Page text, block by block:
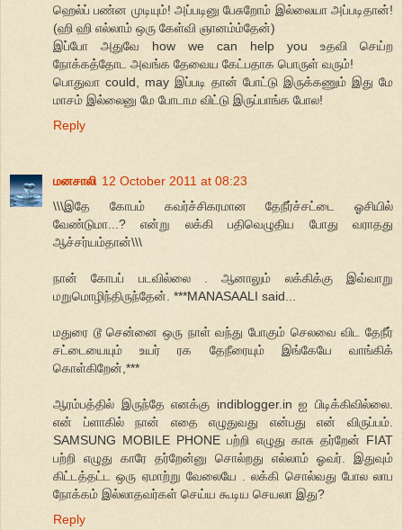
ஹெல்ப் பண்ன முடியும்! அப்படினு பேசுறோம் இல்லையா அப்படிதான்!
(ஹி ஹி எல்லாம் ஒரு கேள்வி ஞானம்ம்தேன்)
இப்போ அதுவே how we can help you உதவி செய்ற
நோக்கத்தோட அவங்க தேவைய கேட்பதாக பொருள் வரும்!
பொதுவா could, may இப்படி தான் போட்டு இருக்கணும் இது மே
மாசம் இல்லைனு மே போடாம விட்டு இருப்பாங்க போல!
Reply
மனசாலி 12 October 2011 at 08:23
\\\இதே கோபம் கவர்ச்சிகரமான தேநீர்ச்சட்டை ஓசியில்
வேண்டுமா...? என்று லக்கி பதிவெழுதிய போது வராதது
ஆச்சர்யம்தான்\\\
நான் கோபப் படவில்லை . ஆனாலும் லக்கிக்கு இவ்வாறு
மறுமொழிந்திருந்தேன். ***MANASAALI said...
மதுரை டூ சென்னை ஒரு நாள் வந்து போகும் செலவை விட தேநீர்
சட்டையையும் உயர் ரக தேநீரையும் இங்கேயே வாங்கிக்
கொள்கிறேன்,***
ஆரம்பத்தில் இருந்தே எனக்கு indiblogger.in ஐ பிடிக்கிவில்லை.
என் ப்ளாகில் நான் எதை எழுதுவது என்பது என் விருப்பம்.
SAMSUNG MOBILE PHONE பற்றி எழுது காசு தர்றேன் FIAT
பற்றி எழுது காரே தர்றேன்னு சொல்றது எல்லாம் ஓவர். இதுவும்
கிட்டத்தட்ட ஒரு ஏமாற்று வேலையே . லக்கி சொல்வது போல லாப
நோக்கம் இல்லாதவர்கள் செய்ய கூடிய செயலா இது?
Reply